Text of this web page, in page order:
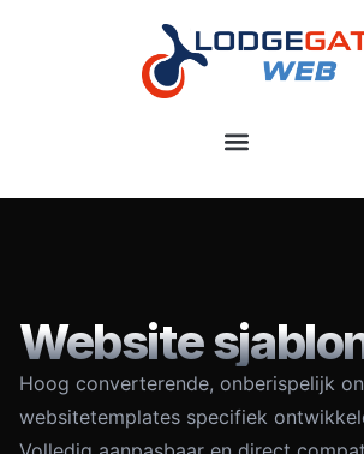
Website
Hoog converterende, onberispelijk
websitetemplates specifiek